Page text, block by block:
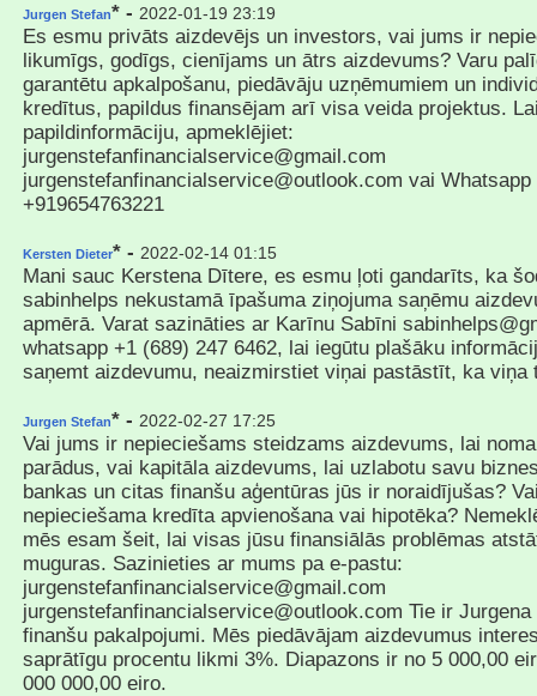
Jurgen Stefan* - 2022-01-19 23:19
Es esmu privāts aizdevējs un investors, vai jums ir
likumīgs, godīgs, cienījams un ātrs aizdevums? Varu
garantētu apkalpošanu, piedāvāju uzņēmumiem un
kredītus, papildus finansējam arī visa veida projektus.
papildinformāciju, apmeklējiet:
jurgenstefanfinancialservice@gmail.com
jurgenstefanfinancialservice@outlook.com vai Whatsapp
+919654763221
Kersten Dieter* - 2022-02-14 01:15
Mani sauc Kerstena Dītere, es esmu ļoti gandarīts, ka
sabinhelps nekustamā īpašuma ziņojuma saņēmu
apmērā. Varat sazināties ar Karīnu Sabīni
whatsapp +1 (689) 247 6462, lai iegūtu plašāku
saņemt aizdevumu, neaizmirstiet viņai pastāstīt, ka viņa
Jurgen Stefan* - 2022-02-27 17:25
Vai jums ir nepieciešams steidzams aizdevums, lai
parādus, vai kapitāla aizdevums, lai uzlabotu savu
bankas un citas finanšu aģentūras jūs ir noraidījušas?
nepieciešama kredīta apvienošana vai hipotēka?
mēs esam šeit, lai visas jūsu finansiālās problēmas
muguras. Sazinieties ar mums pa e-pastu:
jurgenstefanfinancialservice@gmail.com
jurgenstefanfinancialservice@outlook.com Tie ir Jurgena
finanšu pakalpojumi. Mēs piedāvājam aizdevumus
saprātīgu procentu likmi 3%. Diapazons ir no 5 000,00
000 000,00 eiro.